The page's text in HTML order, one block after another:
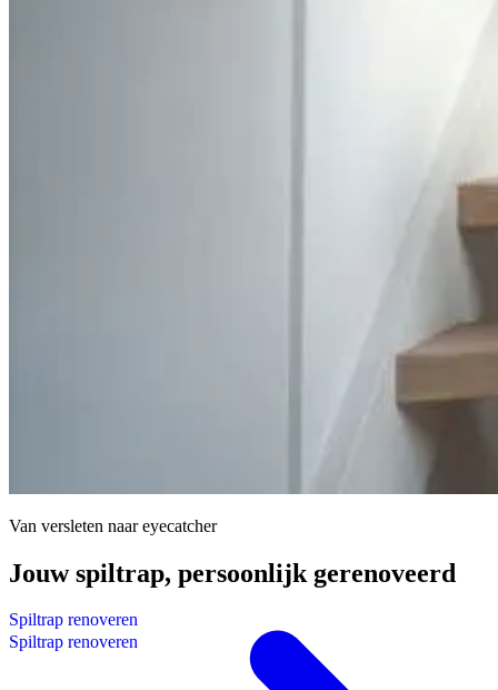
Van versleten naar eyecatcher
Jouw spiltrap, persoonlijk gerenoveerd
Spiltrap renoveren